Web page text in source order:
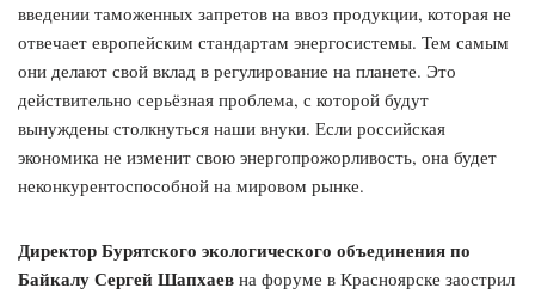
введении таможенных запретов на ввоз продукции, которая не
отвечает европейским стандартам энергосистемы. Тем самым
они делают свой вклад в регулирование на планете. Это
действительно серьёзная проблема, с которой будут
вынуждены столкнуться наши внуки. Если российская
экономика не изменит свою энергопрожорливость, она будет
неконкурентоспособной на мировом рынке.
Директор Бурятского экологического объединения по
Байкалу Сергей Шапхаев на форуме в Красноярске заострил